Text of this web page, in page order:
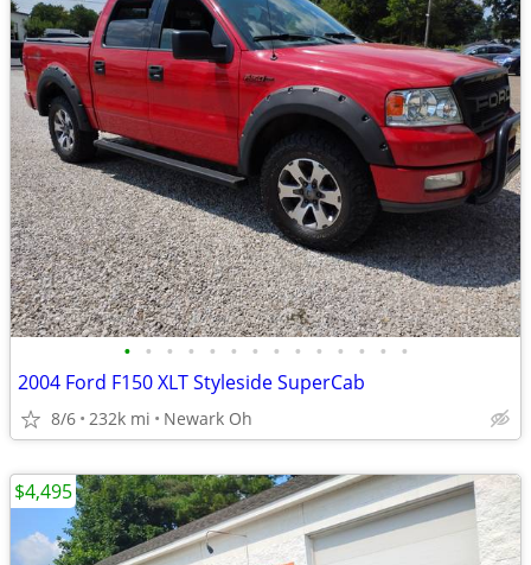
• • • • • • • • • • • • • •
2004 Ford F150 XLT Styleside SuperCab
8/6 232k mi Newark Oh
$4,495